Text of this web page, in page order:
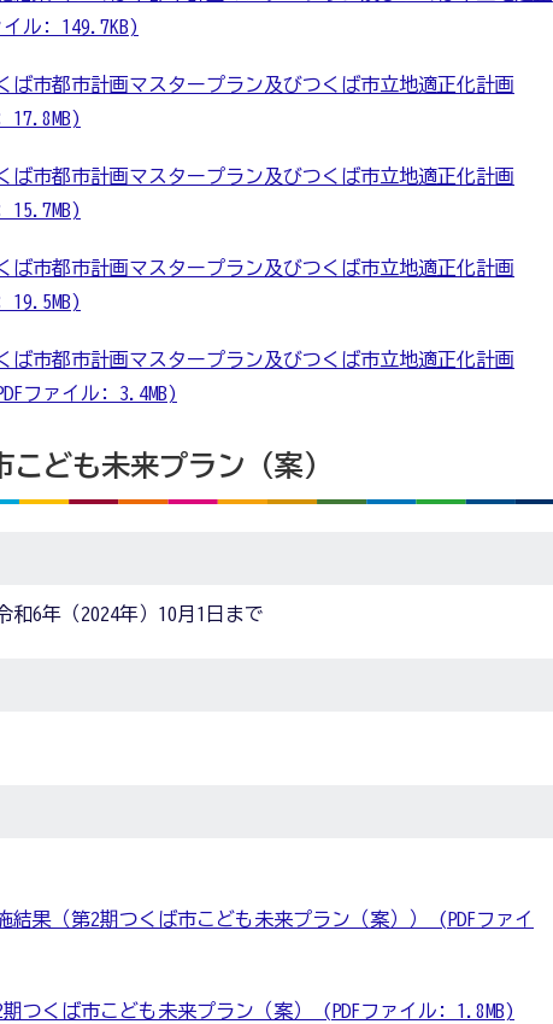
イル: 149.7KB)
ば市都市計画マスタープラン及びつくば市立地適正化計画
17.8MB)
ば市都市計画マスタープラン及びつくば市立地適正化計画
15.7MB)
ば市都市計画マスタープラン及びつくば市立地適正化計画
19.5MB)
ば市都市計画マスタープラン及びつくば市立地適正化計画
ファイル: 3.4MB)
ども未来プラン（案）
和6年（2024年）10月1日まで
結果（第2期つくば市こども未来プラン（案）） (PDFファイ
期つくば市こども未来プラン（案） (PDFファイル: 1.8MB)